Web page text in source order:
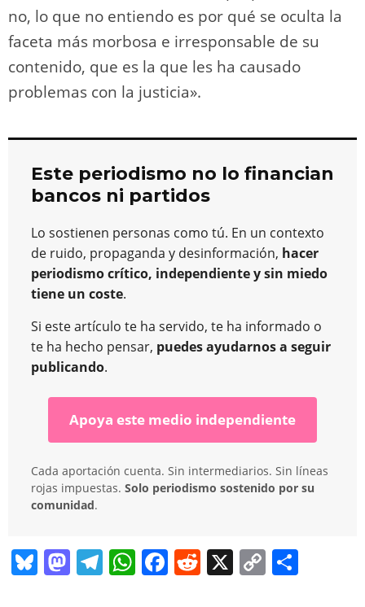
no, lo que no entiendo es por qué se oculta la
faceta más morbosa e irresponsable de su
contenido, que es la que les ha causado
problemas con la justicia».
Este periodismo no lo financian
bancos ni partidos
Lo sostienen personas como tú. En un contexto
de ruido, propaganda y desinformación, hacer
periodismo crítico, independiente y sin miedo
tiene un coste.
Si este artículo te ha servido, te ha informado o
te ha hecho pensar, puedes ayudarnos a seguir
publicando.
Apoya este medio independiente
Cada aportación cuenta. Sin intermediarios. Sin líneas
rojas impuestas. Solo periodismo sostenido por su
comunidad.
Bl M T
W F
R
X
C